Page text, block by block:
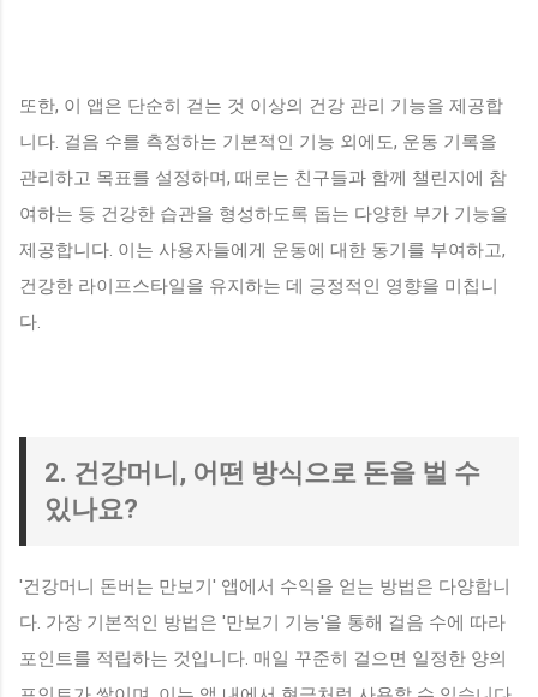
또한, 이 앱은 단순히 걷는 것 이상의 건강 관리 기능을 제공합
니다. 걸음 수를 측정하는 기본적인 기능 외에도, 운동 기록을
관리하고 목표를 설정하며, 때로는 친구들과 함께 챌린지에 참
여하는 등 건강한 습관을 형성하도록 돕는 다양한 부가 기능을
제공합니다. 이는 사용자들에게 운동에 대한 동기를 부여하고,
건강한 라이프스타일을 유지하는 데 긍정적인 영향을 미칩니
다.
2. 건강머니, 어떤 방식으로 돈을 벌 수
있나요?
'건강머니 돈버는 만보기' 앱에서 수익을 얻는 방법은 다양합니
다. 가장 기본적인 방법은 '만보기 기능'을 통해 걸음 수에 따라
포인트를 적립하는 것입니다. 매일 꾸준히 걸으면 일정한 양의